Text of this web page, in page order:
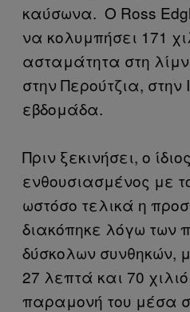
καύσωνα. Ο Ross
να κολυμπήσει 171
ασταμάτητα στη
στην Περούτζια, στην
εβδομάδα.
Πριν ξεκινήσει, ο
ενθουσιασμένος με
ωστόσο τελικά η
διακόπηκε λόγω των
δύσκολων συνθηκών,
27 λεπτά και 70
παραμονή του μέσα